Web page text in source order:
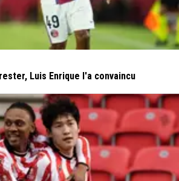
Luis Enrique l'a convaincu